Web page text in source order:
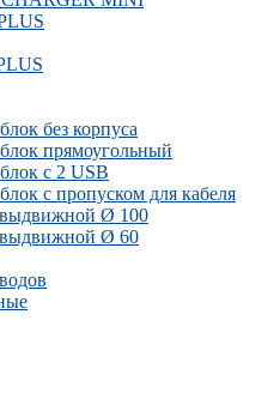
без корпуса
прямоугольный
с 2 USB
с пропуском для кабеля
Ø 100
Ø 60